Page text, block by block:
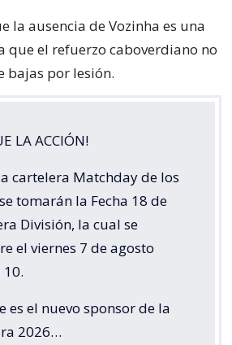
la ausencia de Vozinha es una
que el refuerzo caboverdiano no
bajas por lesión.
LA ACCIÓN!
cartelera Matchday de los
tomarán la Fecha 18 de
División, la cual se
el viernes 7 de agosto
es el nuevo sponsor de la
2026…